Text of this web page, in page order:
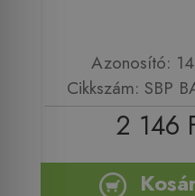
Azonosító:
Cikkszám: SBP
2 146